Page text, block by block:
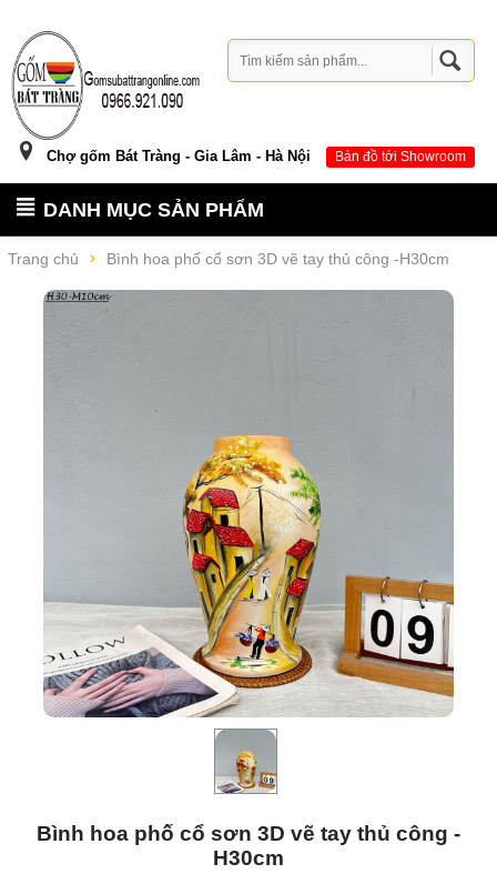
Chợ gốm Bát Tràng - Gia Lâm - Hà Nội Bản đồ tới Showroom
DANH MỤC SẢN PHẨM
Trang chủ Bình hoa phố cổ sơn 3D vẽ tay thủ công -H30cm
Bình hoa phố cổ sơn 3D vẽ tay thủ công -
H30cm